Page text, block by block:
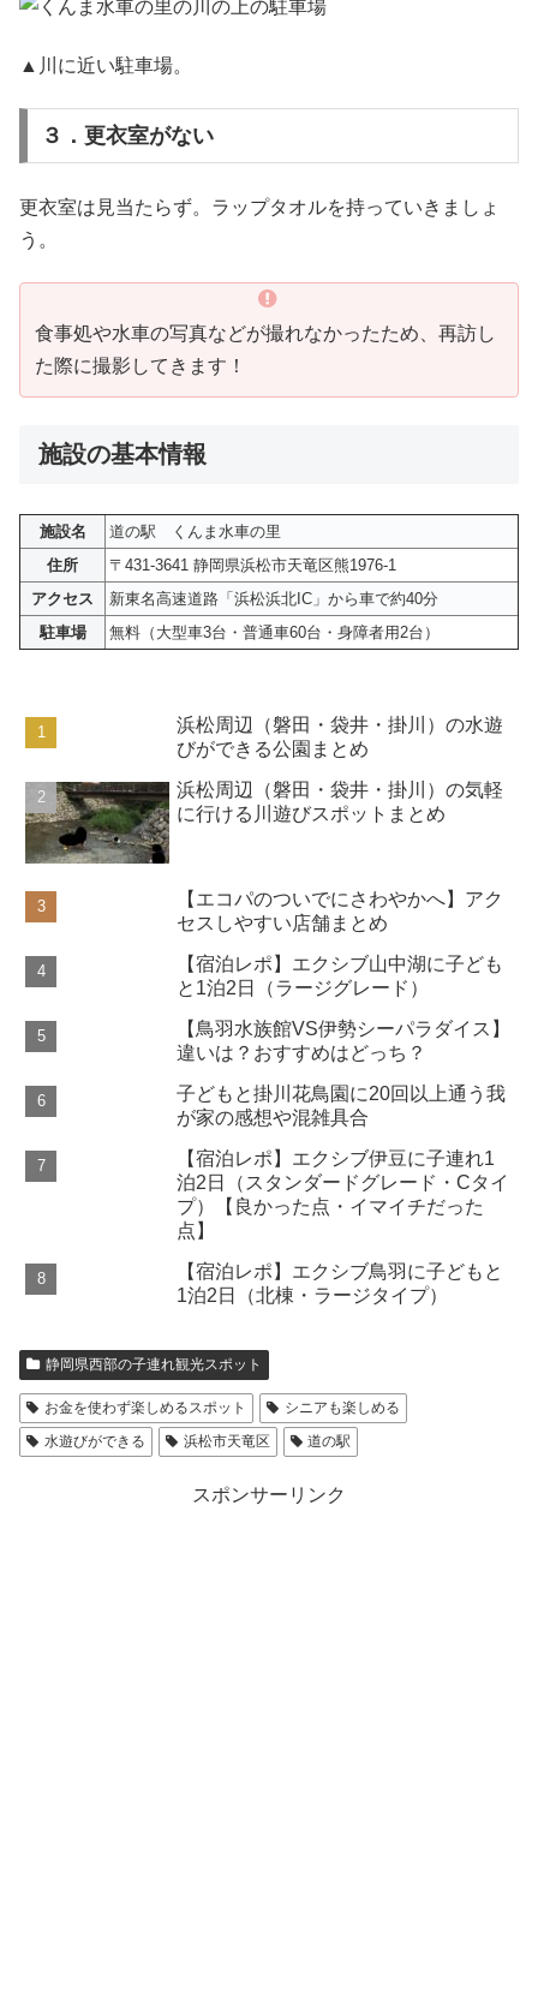
▲川に近い駐車場。
３．更衣室がない
更衣室は見当たらず。ラップタオルを持っていきましょ
う。
食事処や水車の写真などが撮れなかったため、再訪し
た際に撮影してきます！
施設の基本情報
施設名
道の駅 くんま水車の里
住所
〒431-3641 静岡県浜松市天竜区熊1976-1
アクセス
新東名高速道路「浜松浜北IC」から車で約40分
駐車場
無料（大型車3台・普通車60台・身障者用2台）
浜松周辺（磐田・袋井・掛川）の水遊
びができる公園まとめ
浜松周辺（磐田・袋井・掛川）の気軽
に行ける川遊びスポットまとめ
【エコパのついでにさわやかへ】アク
セスしやすい店舗まとめ
【宿泊レポ】エクシブ山中湖に子ども
と1泊2日（ラージグレード）
【鳥羽水族館VS伊勢シーパラダイス】
違いは？おすすめはどっち？
子どもと掛川花鳥園に20回以上通う我
が家の感想や混雑具合
【宿泊レポ】エクシブ伊豆に子連れ1
泊2日（スタンダードグレード・Cタイ
プ）【良かった点・イマイチだった
点】
【宿泊レポ】エクシブ鳥羽に子どもと
1泊2日（北棟・ラージタイプ）
静岡県西部の子連れ観光スポット
お金を使わず楽しめるスポット
シニアも楽しめる
水遊びができる
浜松市天竜区 道の駅
スポンサーリンク